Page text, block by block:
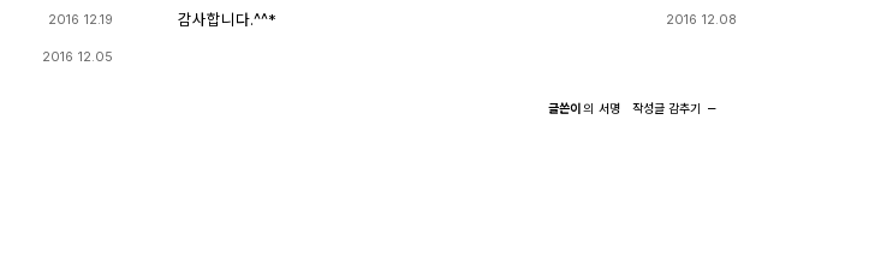
2016 12.19
2016 12.05
감사합니다.^^* 2016 12.08
글쓴이의 서명 작성글감추기